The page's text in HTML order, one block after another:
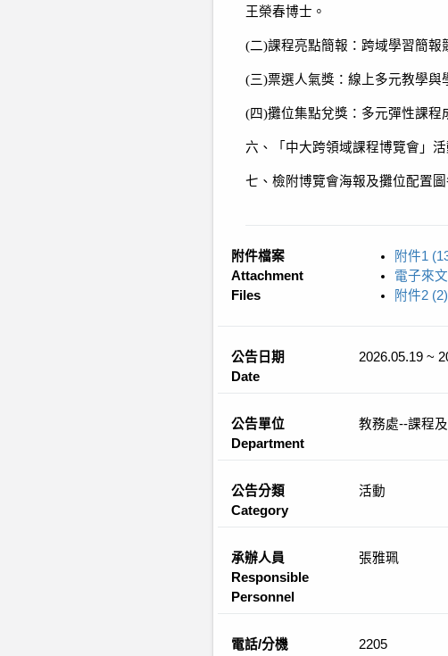
王榮春博士。
(二)課程亮點簡報：跨域學習簡報
(三)票選人氣獎：線上多元教學與
(四)攤位集點兌獎：多元彈性課程
六、「中大跨領域課程博覽會」活
七、檢附博覽會海報及攤位配置圖
附件檔案
Attachment
Files
附件1
電子來
附件2
公告日期
Date
2026.05.19 ~
公告單位
Department
教務處--課程
公告分類
Category
活動
承辦人員
Responsible
Personnel
張雅珮
電話/分機 2205